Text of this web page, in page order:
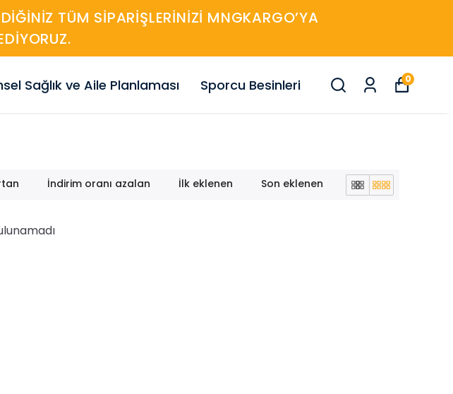
TÜM SIPARIŞLERINIZI MNGKARGO’YA
Sağlık ve Aile Planlaması Sporcu Besinleri 0
İndirim oranı azalan İlk eklenen Son eklenen